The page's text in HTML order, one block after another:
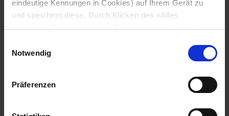
eindeutige Kennungen in Cookies) auf Ihrem Gerät zu
und speichern diese. Durch Klicken des «Alles
zulassen»-Buttons stimmen Sie der Verwendung aller
zu. Sie können Ihre Einstellungen jederzeit ändern, indem
Sie auf «Cookie-Einstellungen verwalten» am Seitenende
klicken. Ihre Einstellungen werden unseren Partnern
gemeldet und haben keinen Einfluss auf die
unsererDatenschutzerklärung
Notwendig
Präferenzen